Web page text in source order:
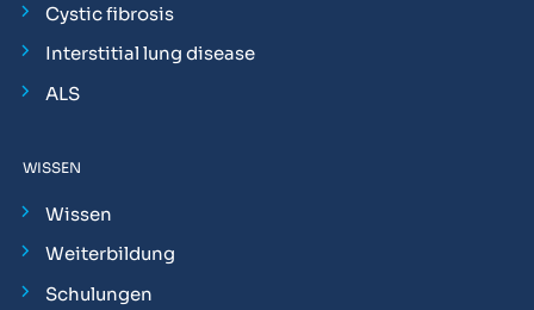
Cystic fibrosis
Interstitial lung disease
ALS
WISSEN
Wissen
Weiterbildung
Schulungen